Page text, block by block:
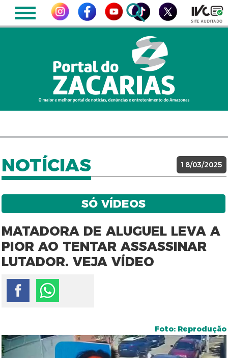
NOTÍCIAS 18/03/2025
SÓ VÍDEOS
MATADORA DE ALUGUEL LEVA A
PIOR AO TENTAR ASSASSINAR
LUTADOR. VEJA VÍDEO
Foto: Reprodução